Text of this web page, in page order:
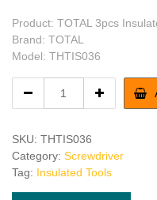
Product: TOTAL 3pcs
Brand: TOTAL
Model: THTIS036
3pcs
Screwdriver
quantity
SKU: THTIS036
Category: Screwdriver
Tag: Insulated Tools